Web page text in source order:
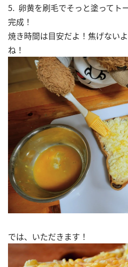
5. 卵黄を刷毛でそっと塗ってト
完成！
焼き時間は目安だよ！焦げない
ね！
では、いただきます！